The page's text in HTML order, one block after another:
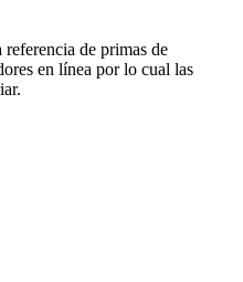
de primas de
en línea por lo cual las